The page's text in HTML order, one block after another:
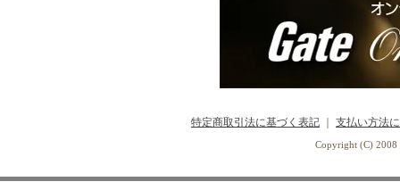
特定商取引法に基づく表記 支払い方法
Copyright (C) 2008